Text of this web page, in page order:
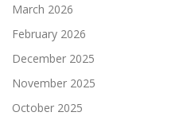
March 2026
February 2026
December 2025
November 2025
October 2025